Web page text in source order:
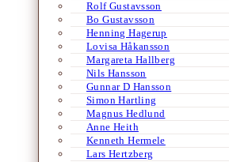
Rolf Gustavsson
Bo Gustavsson
Henning Hagerup
Lovisa Håkansson
Margareta Hallberg
Nils Hansson
Gunnar D Hansson
Simon Hartling
Magnus Hedlund
Anne Heith
Kenneth Hermele
Lars Hertzberg